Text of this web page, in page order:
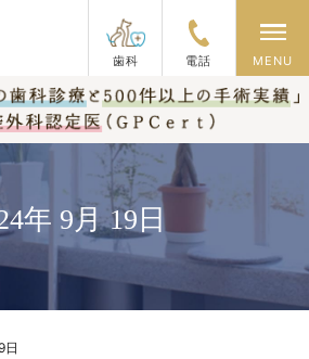
歯科 電話
メ
MENU
年 9月 19日
日